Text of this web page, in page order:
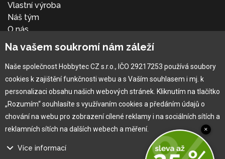
Vlastní výroba
Náš tým
O nás
Pro zákazníka
Obchodní podmínky
Věrnostní program
Jak na reklamaci
Výprodej
Na vašem soukromí nám záleží
Naše společnost Hobbytec CZ s.r.o., IČO 29217253 používá soubory
cookies k zajištění funkčnosti webu a s Vaším souhlasem i mj. k
personalizaci obsahu našich webových stránek. Kliknutím na tlačítko
„Rozumím“ souhlasíte s využívaním cookies a předáním údajů o
chování na webu pro zobrazení cílené reklamy i na sociálních sítích a
reklamních sítích na dalších webech a měření.
Více informací
×